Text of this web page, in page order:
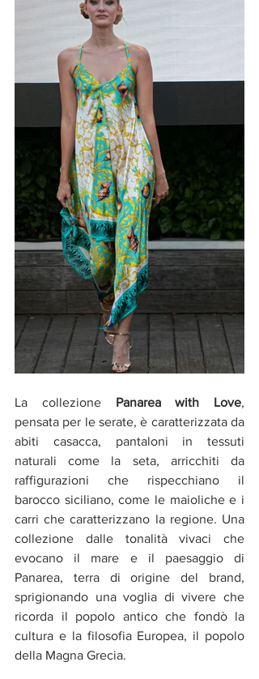
La collezione Panarea with Love,
pensata per le serate, è caratterizzata da
abiti casacca, pantaloni in tessuti
naturali come la seta, arricchiti da
raffigurazioni che rispecchiano il
barocco siciliano, come le maioliche e i
carri che caratterizzano la regione. Una
collezione dalle tonalità vivaci che
evocano il mare e il paesaggio di
Panarea, terra di origine del brand,
sprigionando una voglia di vivere che
ricorda il popolo antico che fondò la
cultura e la filosofia Europea, il popolo
della Magna Grecia.